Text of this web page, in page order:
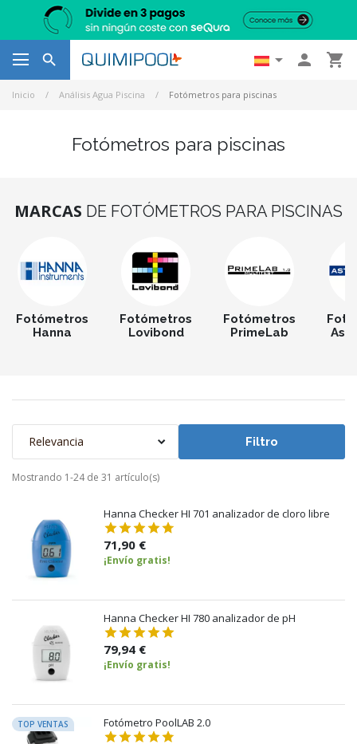
   
Inicio Análisis Agua Piscina Fotómetros para piscinas
Fotómetros para piscinas
MARCAS DE FOTÓMETROS PARA PISCINAS
Fotómetros
Hanna
Fotómetros
Lovibond
Fotómetros
PrimeLab
Relevancia Filtro
Mostrando 1-24 de 31 artículo(s)
Hanna Checker HI 701 analizador de cloro libre
71,90 €
¡Envío gratis!
Hanna Checker HI 780 analizador de pH
79,94 €
¡Envío gratis!
TOP VENTAS Fotómetro PoolLAB 2.0